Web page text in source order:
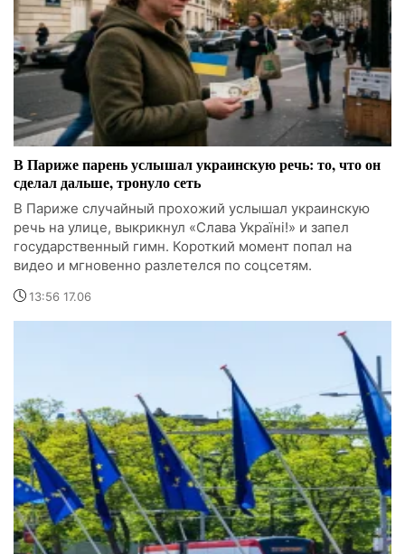
В Париже парень услышал украинскую речь: то, что он
сделал дальше, тронуло сеть
В Париже случайный прохожий услышал украинскую
речь на улице, выкрикнул «Слава Україні!» и запел
государственный гимн. Короткий момент попал на
видео и мгновенно разлетелся по соцсетям.
13:56 17.06